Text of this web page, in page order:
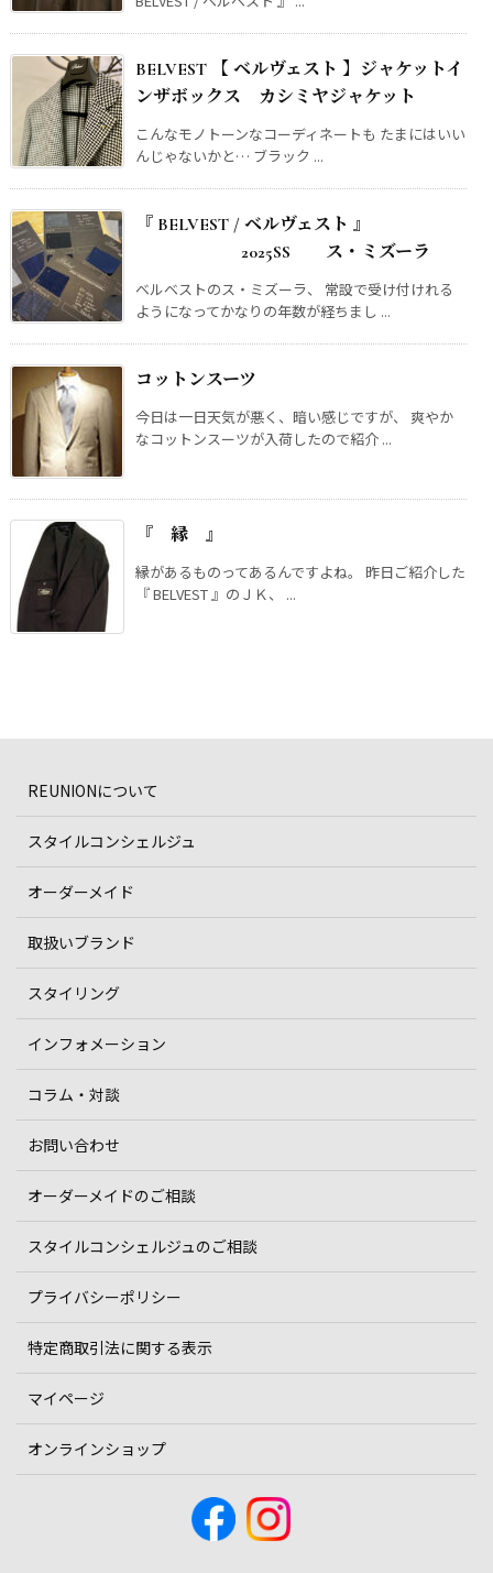
BELVEST 【 ベルヴェスト 】ジャケットイ
ンザボックス カシミヤジャケット
こんなモノトーンなコーディネートも たまにはいい
んじゃないかと… ブラック ...
『 BELVEST / ベルヴェスト 』
2025SS ス・ミズーラ
ベルベストのス・ミズーラ、 常設で受け付けれる
ようになってかなりの年数が経ちまし ...
コットンスーツ
今日は一日天気が悪く、暗い感じですが、 爽やか
なコットンスーツが入荷したので紹介 ...
『 縁 』
縁があるものってあるんですよね。 昨日ご紹介した
『 BELVEST 』のＪＫ、 ...
REUNIONについて
スタイルコンシェルジュ
オーダーメイド
取扱いブランド
スタイリング
インフォメーション
コラム・対談
お問い合わせ
オーダーメイドのご相談
スタイルコンシェルジュのご相談
プライバシーポリシー
特定商取引法に関する表示
マイページ
オンラインショップ